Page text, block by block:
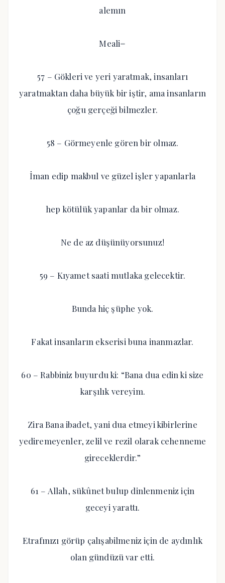
alemın
Meali=
57 – Gökleri ve yeri yaratmak, insanları
yaratmaktan daha büyük bir iştir, ama insanların
çoğu gerçeği bilmezler.
58 – Görmeyenle gören bir olmaz.
İman edip makbul ve güzel işler yapanlarla
hep kötülük yapanlar da bir olmaz.
Ne de az düşünüyorsunuz!
59 – Kıyamet saati mutlaka gelecektir.
Bunda hiç şüphe yok.
Fakat insanların ekserisi buna inanmazlar.
60 – Rabbiniz buyurdu ki: “Bana dua edin ki size
karşılık vereyim.
Zira Bana ibadet, yani dua etmeyi kibirlerine
yediremeyenler, zelil ve rezil olarak cehenneme
gireceklerdir.”
61 – Allah, sükûnet bulup dinlenmeniz için
geceyi yarattı.
Etrafınızı görüp çalışabilmeniz için de aydınlık
olan gündüzü var etti.